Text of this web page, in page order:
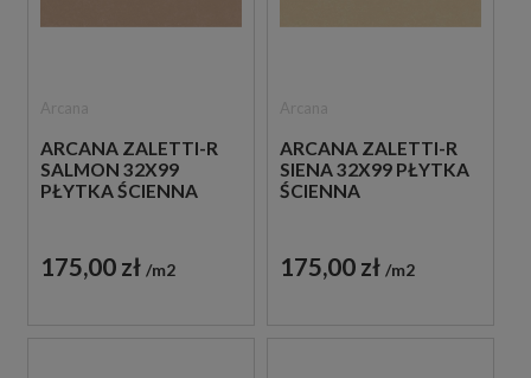
ARCANA ZALETTI-R
SALMON 32X99
PŁYTKA ŚCIENNA
175,00 zł m2
ARCANA ZALETTI-R
SIENA 32X99 PŁYTKA
ŚCIENNA
175,00 zł m2